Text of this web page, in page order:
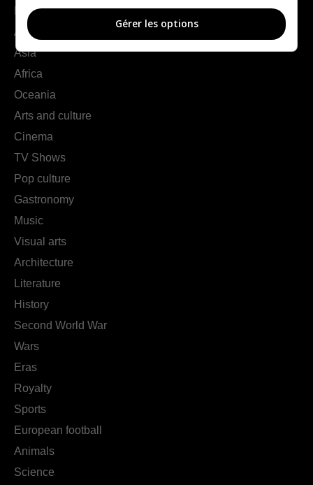
Europe
Americas
Asia
Africa
Oceania
Arts and culture
Cinema
TV Shows
Pop culture
Gastronomy
Music
Visual arts
Architecture
Literature
History
Second World War
Wars
Eras
Royalty
Sports
European football
Animals
Science
Gérer les options